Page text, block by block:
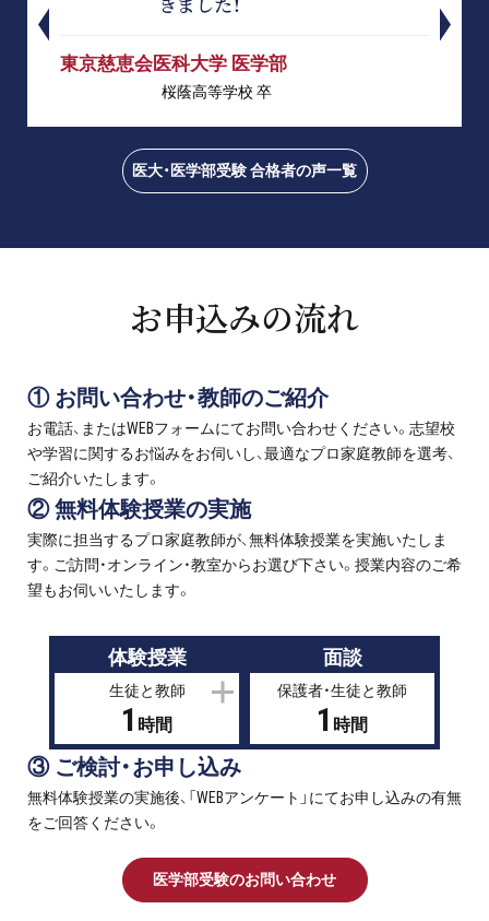
きました！
東京慈恵会医科大学 医学部
桜蔭高等学校 卒
医大・医学部受験 合格者の声一覧
お申込みの流れ
① お問い合わせ・教師のご紹介
お電話、またはWEBフォームにてお問い合わせください。志望校
や学習に関するお悩みをお伺いし、最適なプロ家庭教師を選考、
ご紹介いたします。
② 無料体験授業の実施
実際に担当するプロ家庭教師が、無料体験授業を実施いたしま
す。ご訪問・オンライン・教室からお選び下さい。授業内容のご希
望もお伺いいたします。
体験授業
生徒と教師
1 時間
面談
保護者・生徒と教師
1 時間
③ ご検討・お申し込み
無料体験授業の実施後、「WEBアンケート」にてお申し込みの有無
をご回答ください。
医学部受験のお問い合わせ